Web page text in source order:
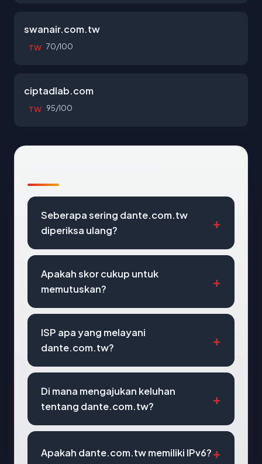
swanair.com.tw
TW 70/100
ciptadlab.com
TW 95/100
Seberapa sering dante.com.tw
diperiksa ulang?
Apakah skor cukup untuk
memutuskan?
ISP apa yang melayani
dante.com.tw?
Di mana mengajukan keluhan
tentang dante.com.tw?
Apakah dante.com.tw memiliki IPv6?